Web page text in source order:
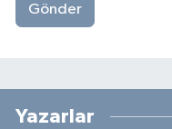
Gönder
Yazarlar